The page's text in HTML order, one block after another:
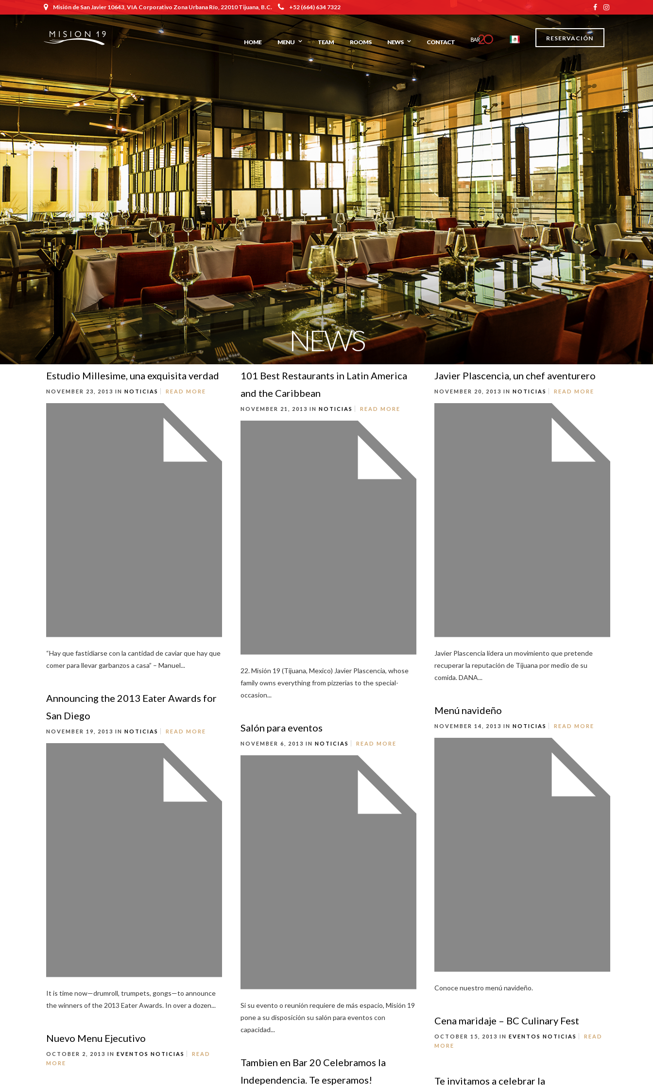
Misión de San Javier 10643, VIA Corporativo Zona Urbana Río, 22010 Tijuana, B.C. +52 (664) 634 7322
RESERVACIÓN
HOME MENU TEAM ROOMS NEWS CONTACT
NEWS
Estudio Millesime, una exquisita verdad
NOVEMBER 23, 2013 IN NOTICIAS READ MORE
“Hay que fastidiarse con la cantidad de caviar que hay que
comer para llevar garbanzos a casa” – Manuel...
101 Best Restaurants in Latin America
and the Caribbean
NOVEMBER 21, 2013 IN NOTICIAS READ MORE
22. Misión 19 (Tijuana, Mexico) Javier Plascencia, whose
family owns everything from pizzerias to the special-
occasion...
Javier Plascencia, un chef aventurero
NOVEMBER 20, 2013 IN NOTICIAS READ MORE
Javier Plascencia lidera un movimiento que pretende
recuperar la reputación de Tijuana por medio de su
comida. DANA...
Announcing the 2013 Eater Awards for
San Diego
NOVEMBER 19, 2013 IN NOTICIAS READ MORE
It is time now—drumroll, trumpets, gongs—to announce
the winners of the 2013 Eater Awards. In over a dozen...
Menú navideño
NOVEMBER 14, 2013 IN NOTICIAS READ MORE
Conoce nuestro menú navideño.
Salón para eventos
NOVEMBER 6, 2013 IN NOTICIAS READ MORE
Si su evento o reunión requiere de más espacio, Misión 19
pone a su disposición su salón para eventos con
capacidad...
Cena maridaje – BC Culinary Fest
OCTOBER 15, 2013 IN EVENTOS NOTICIAS
READ
MORE
Nuevo Menu Ejecutivo
OCTOBER 2, 2013 IN EVENTOS NOTICIAS
READ
MORE
Tambien en Bar 20 Celebramos la
Independencia. Te esperamos!
Te invitamos a celebrar la